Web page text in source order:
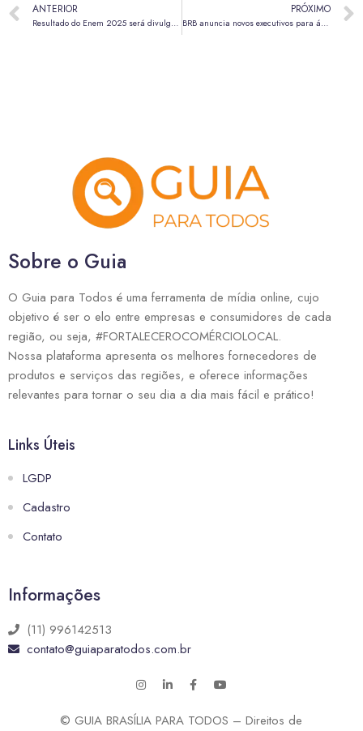
ANTERIOR
Resultado do Enem 2025 será divulgado no dia 16 de janeiro, diz Ministério da Educação
PRÓXIMO
BRB anuncia novos executivos para áreas estratégicas e empresas do conglomerado
Sobre o Guia
O Guia para Todos é uma ferramenta de mídia online, cujo
objetivo é ser o elo entre empresas e consumidores de cada
região, ou seja, #FORTALECEROCOMÉRCIOLOCAL.
Nossa plataforma apresenta os melhores fornecedores de
produtos e serviços das regiões, e oferece informações
relevantes para tornar o seu dia a dia mais fácil e prático!
Links Úteis
LGDP
Cadastro
Contato
Informações
(11) 996142513
contato@guiaparatodos.com.br
© GUIA BRASÍLIA PARA TODOS – Direitos de